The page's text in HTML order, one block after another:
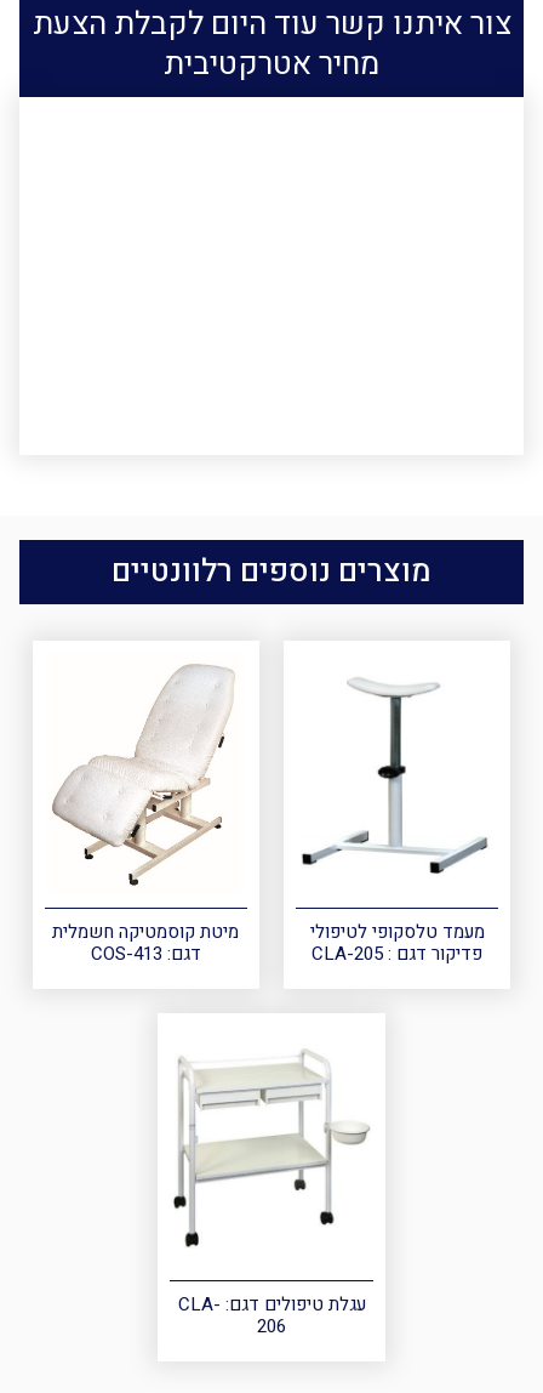
צור איתנו קשר עוד היום לקבלת הצעת
מחיר אטרקטיבית
מוצרים נוספים רלוונטיים
מעמד טלסקופי לטיפולי
פדיקור דגם : CLA-205
מיטת קוסמטיקה חשמלית
דגם: COS-413
עגלת טיפולים דגם: CLA-
206